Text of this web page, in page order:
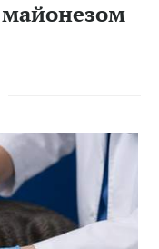
майонезом